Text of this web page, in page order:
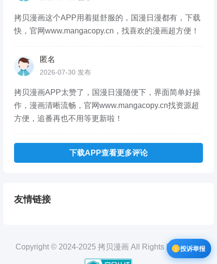
拷贝漫画这个APP用着挺舒服的，国漫日漫都有，下载
快，官网www.mangacopy.cn，找喜欢的漫画超方便！
匿名
2026-07-30 发布
拷贝漫画APP太赞了，国漫日漫随便下，界面简单好操
作，漫画清晰流畅，官网www.mangacopy.cn找资源超
方便，追番再也不用等更新啦！
下载APP查看更多评论
友情链接
Copyright © 2024-2025 拷贝漫画 All Rights Reserved.
投诉举报